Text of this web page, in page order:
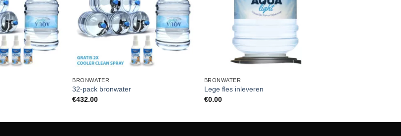
BRONWATER
32-pack bronwater
€432.00
BRONWATER
Lege fles inleveren
€0.00